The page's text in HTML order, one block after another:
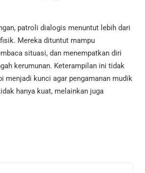
patroli dialogis menuntut lebih dari
Mereka dituntut mampu
situasi, dan menempatkan diri
kerumunan. Keterampilan ini tidak
menjadi kunci agar pengamanan mudik
hanya kuat, melainkan juga